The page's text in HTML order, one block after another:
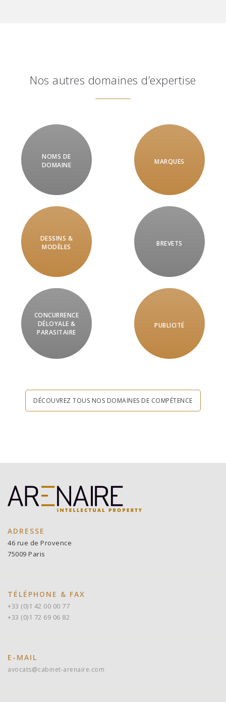
Nos autres domaines d’expertise
NOMS DE
DOMAINE
MARQUES
DESSINS &
MODÈLES
BREVETS
CONCURRENCE
DÉLOYALE &
PARASITAIRE
PUBLICITÉ
DÉCOUVREZ TOUS NOS DOMAINES DE COMPÉTENCE
ADRESSE
46 rue de Provence
75009 Paris
TÉLÉPHONE & FAX
+33 (0)1 42 00 00 77
+33 (0)1 72 69 06 82
E-MAIL
avocats@cabinet-arenaire.com